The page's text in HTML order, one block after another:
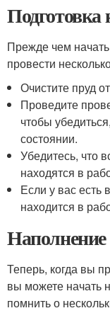
Прежде чем
провести
Очистите пруд
Проведите
чтобы
состоянии.
Убедитесь, что
находятся в
Если у вас есть
находится в
Наполнение
Теперь, когда вы
вы можете начать
помнить о